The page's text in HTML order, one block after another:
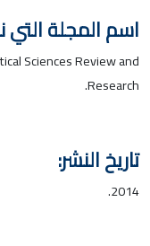
اسم المجلة التي
Sciences Review and
Research.
تاريخ النشر:
2014.